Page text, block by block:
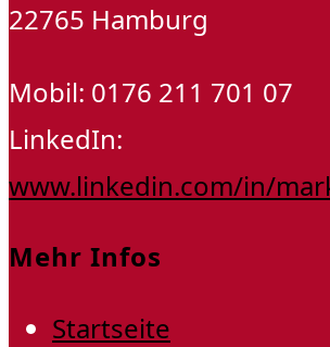
22765 Hamburg
Mobil: 0176 211 701 07
LinkedIn:
www.linkedin.com/in/
Mehr Infos
Startseite